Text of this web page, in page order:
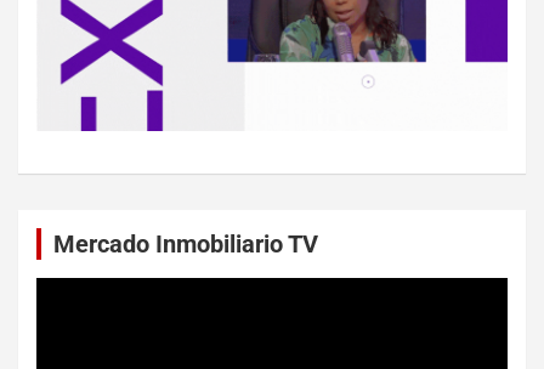
Mercado Inmobiliario TV